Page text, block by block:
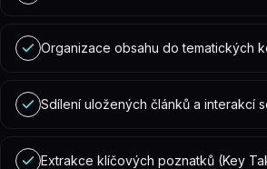
Organizace obsahu do tematických
Sdílení uložených článků a interakcí
Extrakce klíčových poznatků (Key